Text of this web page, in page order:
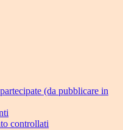
(da pubblicare in
controllati